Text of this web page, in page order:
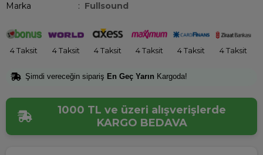
Marka : Fullsound
4 Taksit 4 Taksit 4 Taksit 4 Taksit 4 Taksit 4 Taksit
Şimdi vereceğin sipariş En Geç Yarın Kargoda!
1000 TL ve üzeri alışverişlerde
KARGO BEDAVA